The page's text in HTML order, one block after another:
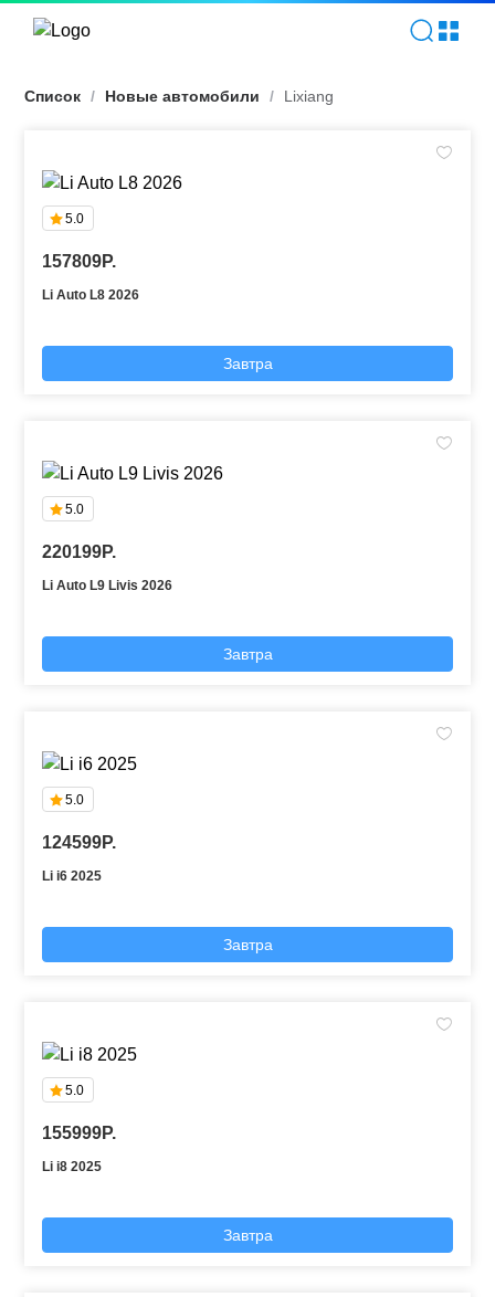
Список / Новые автомобили / Lixiang
5.0
157809P.
Li Auto L8 2026
Завтра
5.0
220199P.
Li Auto L9 Livis 2026
Завтра
5.0
124599P.
Li i6 2025
Завтра
5.0
155999P.
Li i8 2025
Завтра